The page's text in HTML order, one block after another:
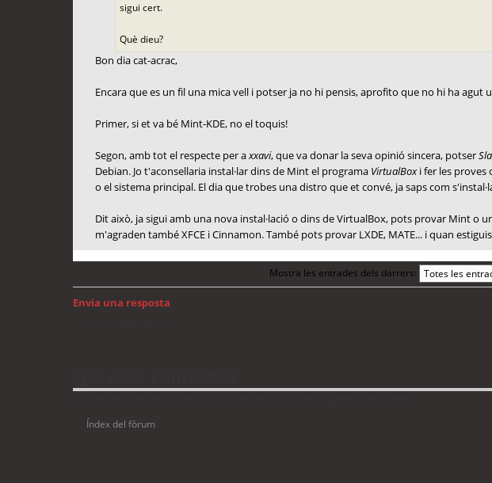
sigui cert.
Què dieu?
Bon dia cat-acrac,
Encara que es un fil una mica vell i potser ja no hi pensis, aprofito que no hi ha
Primer, si et va bé Mint-KDE, no el toquis!
Segon, amb tot el respecte per axxavi, que va donar la seva opinió sincera, potser
Debian. Jo t'aconsellaria instal·lar dins de Mint el programa VirtualBoxi fer les proves
o el sistema principal. El dia que trobes una distro que et convé, ja saps com
Dit això, ja sigui amb una nova instal·lació o dins de VirtualBox, pots provar Mint o
m'agraden també XFCE i Cinnamon. També pots provar LXDE, MATE... i quan
Mostra les entrades dels darrers:
Envia una resposta
Índex del fòrum